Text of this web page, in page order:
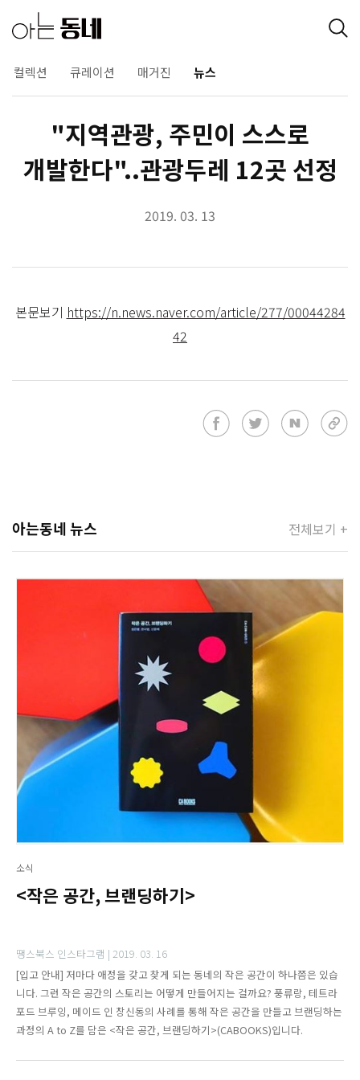
컬렉션 큐레이션 매거진 뉴스
"지역관광, 주민이 스스로
개발한다"..관광두레 12곳 선정
2019. 03. 13
본문보기 https://n.news.naver.com/article/277/00044284
42
아는동네 뉴스 전체보기 +
소식
<작은 공간, 브랜딩하기>
땡스북스 인스타그램 | 2019. 03. 16
[입고 안내] 저마다 애정을 갖고 찾게 되는 동네의 작은 공간이 하나쯤은 있습
니다. 그런 작은 공간의 스토리는 어떻게 만들어지는 걸까요? 풍류랑, 테트라
포드 브루잉, 메이드 인 창신동의 사례를 통해 작은 공간을 만들고 브랜딩하는
과정의 A to Z를 담은 <작은 공간, 브랜딩하기>(CABOOKS)입니다.